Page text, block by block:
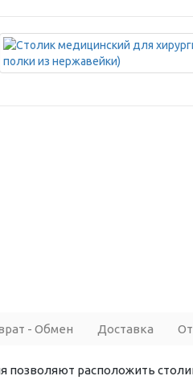
- Обмен Доставка
позволяют расположить